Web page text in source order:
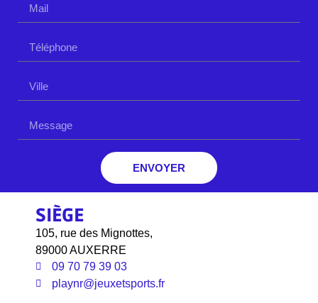
ENVOYER
SIÈGE
105, rue des Mignottes,
89000 AUXERRE
09 70 79 39 03
playnr@jeuxetsports.fr